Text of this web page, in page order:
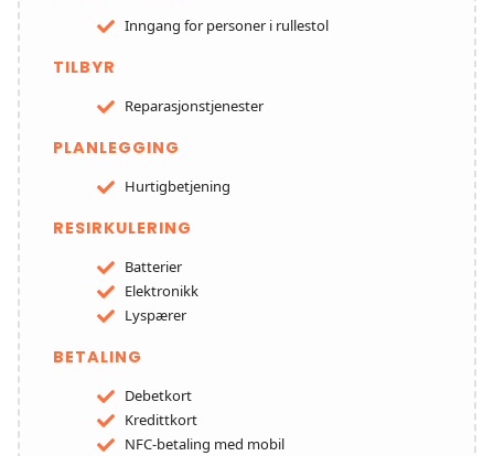
Inngang for personer i rullestol
TILBYR
Reparasjonstjenester
PLANLEGGING
Hurtigbetjening
RESIRKULERING
Batterier
Elektronikk
Lyspærer
BETALING
Debetkort
Kredittkort
NFC-betaling med mobil